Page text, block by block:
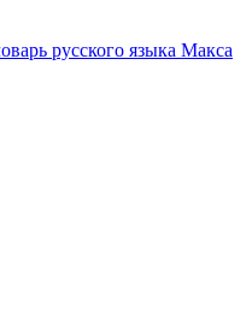
русского языка Макса